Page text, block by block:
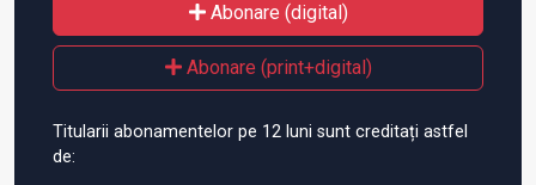
Abonare (digital)
Abonare (print+digital)
Titularii abonamentelor pe 12 luni sunt creditați astfel
de: